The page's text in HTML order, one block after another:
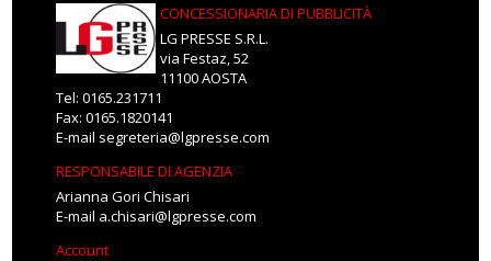
CONCESSIONARIA DI PUBBLICITÀ
LG PRESSE S.R.L.
via Festaz, 52
11100 AOSTA
Tel: 0165.231711
Fax: 0165.1820141
E-mail segreteria@lgpresse.com
RESPONSABILE DI AGENZIA
Arianna Gori Chisari
E-mail a.chisari@lgpresse.com
Account